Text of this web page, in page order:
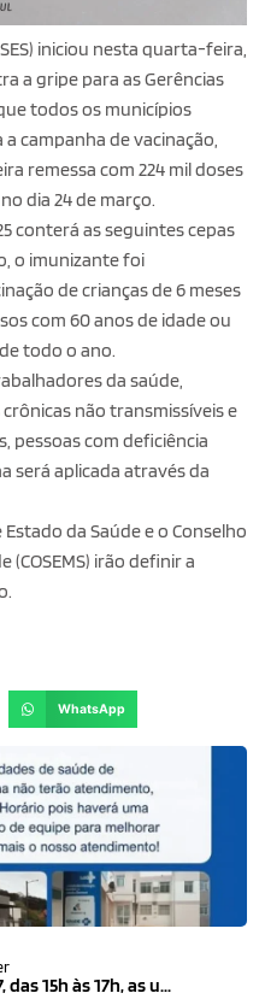
iniciou nesta quarta-feira,
a gripe para as Gerências
todos os municípios
campanha de vacinação,
remessa com 224 mil doses
dia 24 de março.
conterá as seguintes cepas
o imunizante foi
de crianças de 6 meses
com 60 anos de idade ou
todo o ano.
da saúde,
não transmissíveis e
pessoas com deficiência
será aplicada através da
da Saúde e o Conselho
(COSEMS) irão definir a
WhatsApp
15h às 17h, as u...